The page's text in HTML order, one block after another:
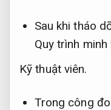
Sau khi tháo
Quy trình minh
Kỹ thuật viên.
Trong công